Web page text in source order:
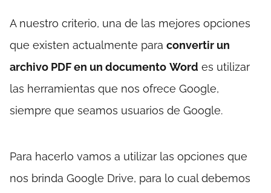
A nuestro criterio, una de las mejores opciones
que existen actualmente para convertir un
archivo PDF en un documento Word es utilizar
las herramientas que nos ofrece Google,
siempre que seamos usuarios de Google.
Para hacerlo vamos a utilizar las opciones que
nos brinda Google Drive, para lo cual debemos